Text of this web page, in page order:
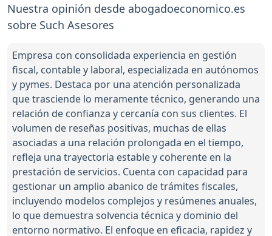
Nuestra opinión desde abogadoeconomico.es
sobre Such Asesores
Empresa con consolidada experiencia en gestión
fiscal, contable y laboral, especializada en autónomos
y pymes. Destaca por una atención personalizada
que trasciende lo meramente técnico, generando una
relación de confianza y cercanía con sus clientes. El
volumen de reseñas positivas, muchas de ellas
asociadas a una relación prolongada en el tiempo,
refleja una trayectoria estable y coherente en la
prestación de servicios. Cuenta con capacidad para
gestionar un amplio abanico de trámites fiscales,
incluyendo modelos complejos y resúmenes anuales,
lo que demuestra solvencia técnica y dominio del
entorno normativo. El enfoque en eficacia, rapidez y